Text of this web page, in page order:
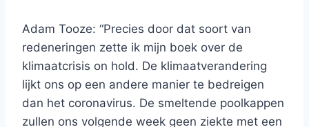
Adam Tooze: “Precies door dat soort van
redeneringen zette ik mijn boek over de
klimaatcrisis on hold. De klimaatverandering
lijkt ons op een andere manier te bedreigen
dan het coronavirus. De smeltende poolkappen
zullen ons volgende week geen ziekte met een